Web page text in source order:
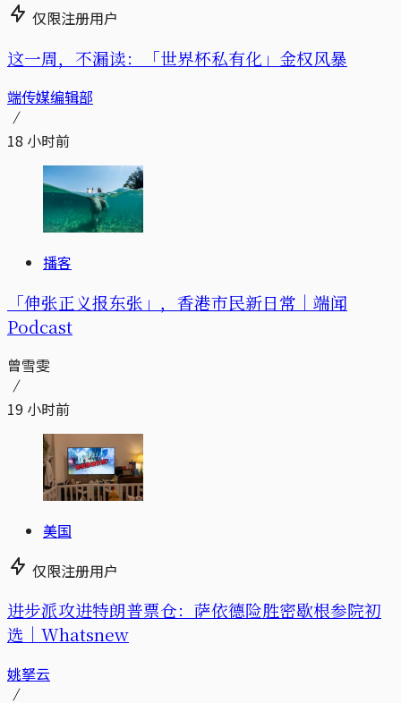
仅限注册用户
这一周，不漏读：「世界杯私有化」金权风暴
端传媒编辑部
18 小时前
播客
「伸张正义报东张」，香港市民新日常｜端闻
Podcast
曾雪雯
19 小时前
美国
仅限注册用户
进步派攻进特朗普票仓：萨依德险胜密歇根参院初
选｜Whatsnew
姚拏云